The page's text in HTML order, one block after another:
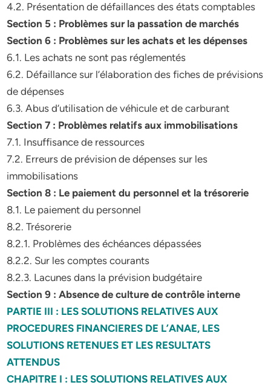
4.2. Présentation de défaillances des états comptables
Section 5 : Problèmes sur la passation de marchés
Section 6 : Problèmes sur les achats et les dépenses
6.1. Les achats ne sont pas réglementés
6.2. Défaillance sur l’élaboration des fiches de prévisions
de dépenses
6.3. Abus d’utilisation de véhicule et de carburant
Section 7 : Problèmes relatifs aux immobilisations
7.1. Insuffisance de ressources
7.2. Erreurs de prévision de dépenses sur les
immobilisations
Section 8 : Le paiement du personnel et la trésorerie
8.1. Le paiement du personnel
8.2. Trésorerie
8.2.1. Problèmes des échéances dépassées
8.2.2. Sur les comptes courants
8.2.3. Lacunes dans la prévision budgétaire
Section 9 : Absence de culture de contrôle interne
PARTIE III : LES SOLUTIONS RELATIVES AUX
PROCEDURES FINANCIERES DE L’ANAE, LES
SOLUTIONS RETENUES ET LES RESULTATS
ATTENDUS
CHAPITRE I : LES SOLUTIONS RELATIVES AUX